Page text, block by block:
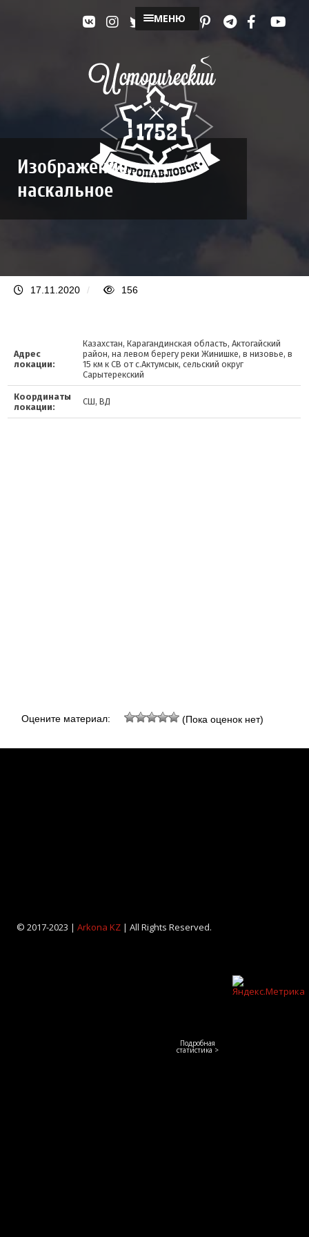
МЕНЮ
Изображение
наскальное
17.11.2020 / 156
Адрес
локации:
Казахстан, Карагандинская область, Актогайский
район, на левом берегу реки Жинишке, в низовье, в
15 км к СВ от с.Актумсык, сельский округ
Сарытерекский
Координаты
локации:
СШ, ВД
Оцените материал: (Пока оценок нет)
© 2017-2023 | Arkona KZ| All Rights Reserved.
Подробная
статистика >